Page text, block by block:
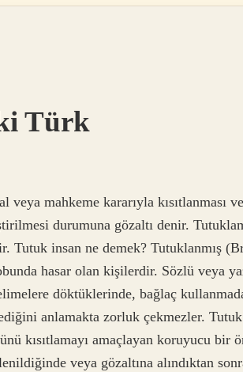
Türk
mahkeme kararıyla kısıtlanması
durumuna gözaltı denir.
Tutuk insan ne demek? Tutuklanmış
hasar olan kişilerdir. Sözlü veya
döktüklerinde, bağlaç
anlamakta zorluk çekmezler.
kısıtlamayı amaçlayan koruyucu bir
veya gözaltına alındıktan